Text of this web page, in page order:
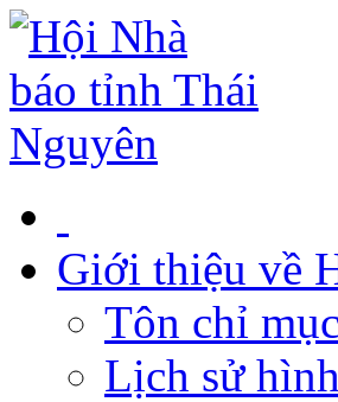
Giới thiệu về
Tôn chỉ
Lịch sử